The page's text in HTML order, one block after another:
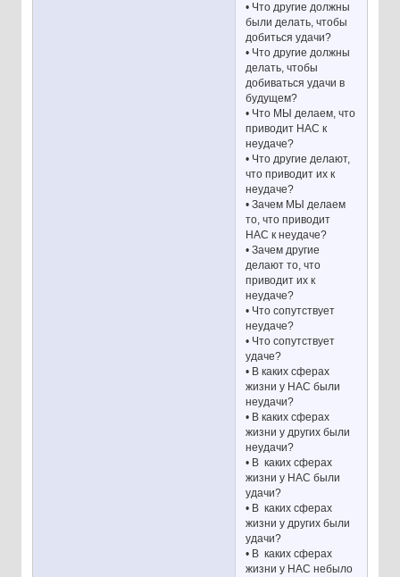
• Что другие должны
были делать, чтобы
добиться удачи?
• Что другие должны
делать, чтобы
добиваться удачи в
будущем?
• Что МЫ делаем, что
приводит НАС к
неудаче?
• Что другие делают,
что приводит их к
неудаче?
• Зачем МЫ делаем
то, что приводит
НАС к неудаче?
• Зачем другие
делают то, что
приводит их к
неудаче?
• Что сопутствует
неудаче?
• Что сопутствует
удаче?
• В каких сферах
жизни у НАС были
неудачи?
• В каких сферах
жизни у других были
неудачи?
• В каких сферах
жизни у НАС были
удачи?
• В каких сферах
жизни у других были
удачи?
• В каких сферах
жизни у НАС небыло